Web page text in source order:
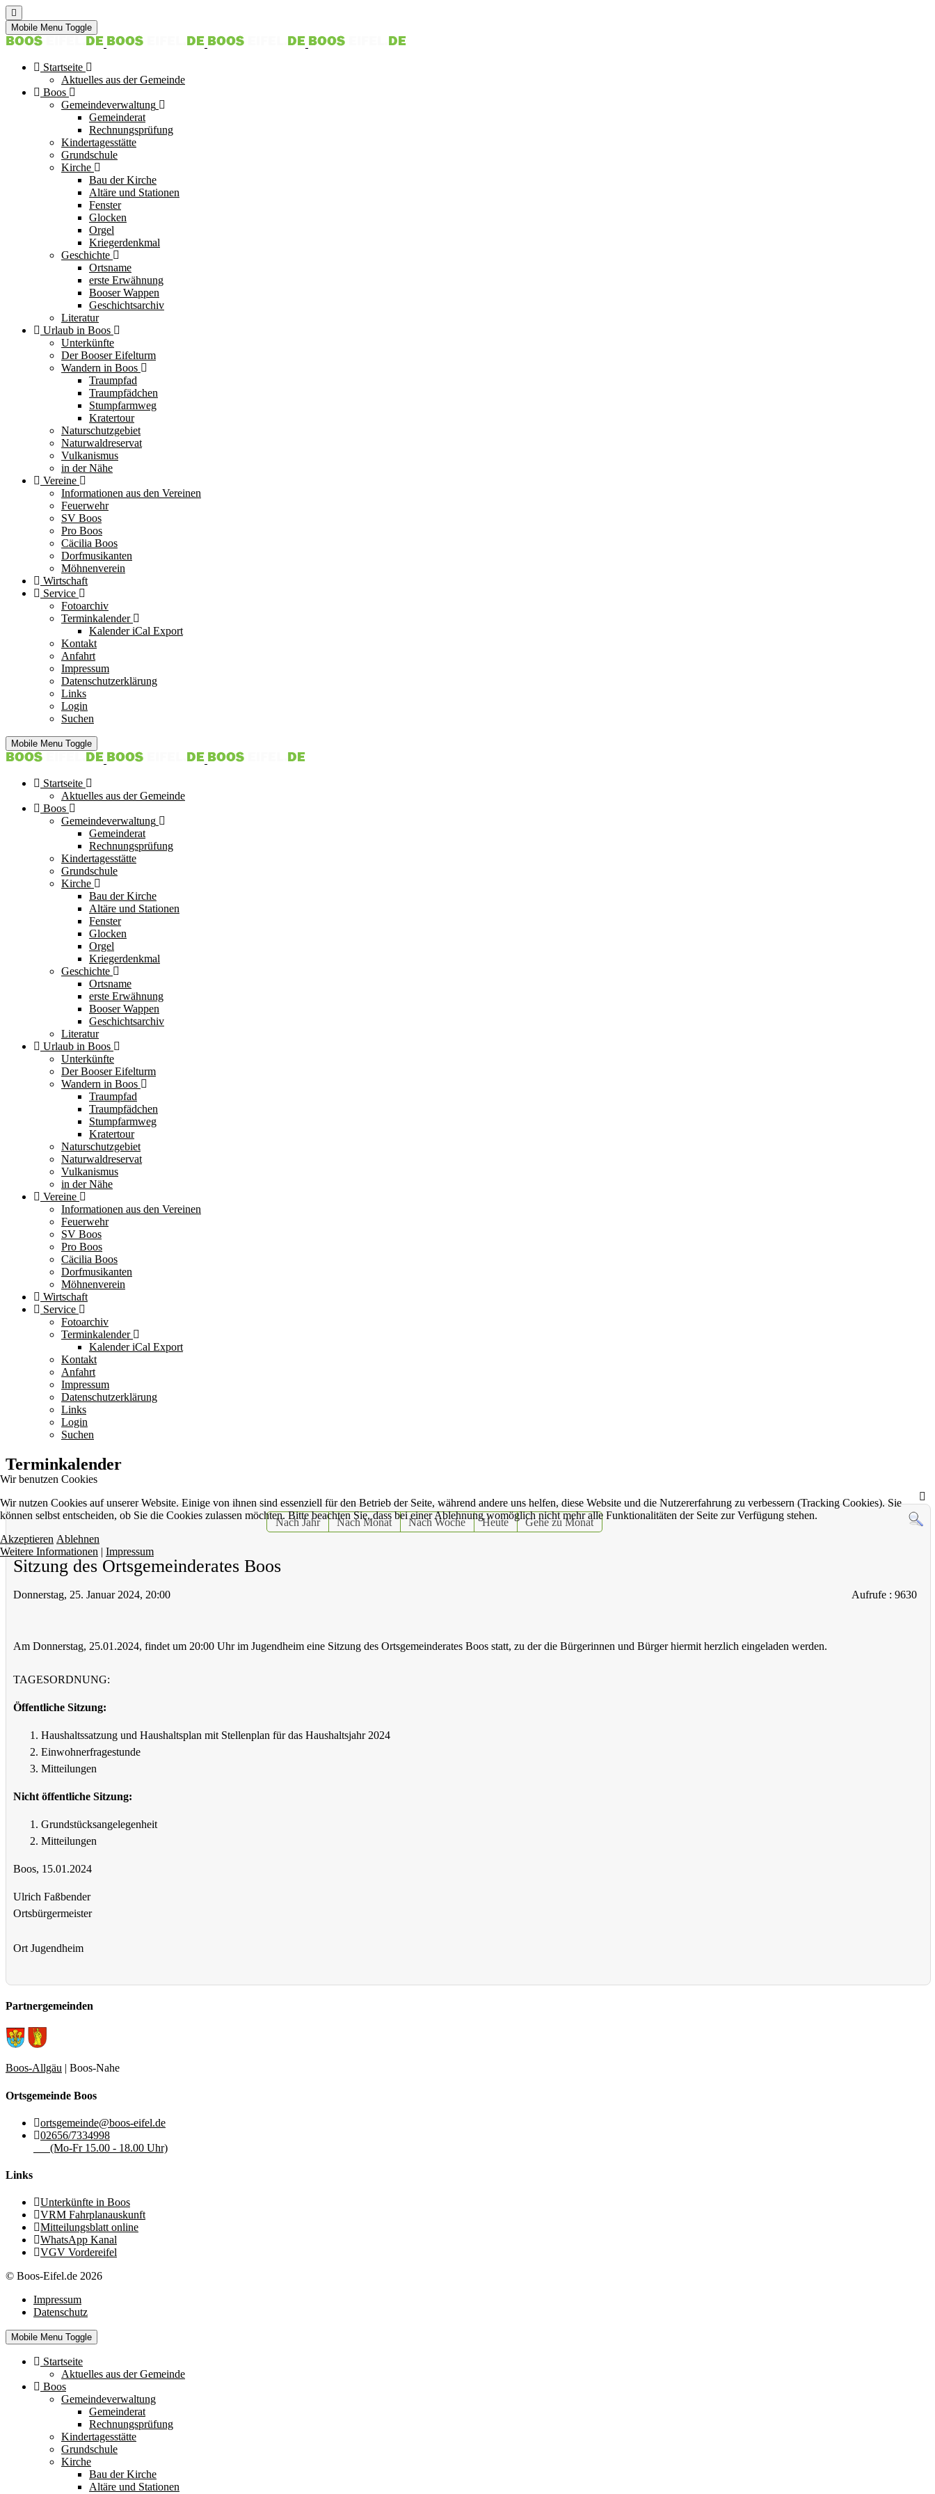
Mobile Menu Toggle
Startseite
Aktuelles aus der Gemeinde
Boos
Gemeindeverwaltung
Gemeinderat
Rechnungsprüfung
Kindertagesstätte
Grundschule
Kirche
Bau der Kirche
Altäre und Stationen
Fenster
Glocken
Orgel
Kriegerdenkmal
Geschichte
Ortsname
erste Erwähnung
Booser Wappen
Geschichtsarchiv
Literatur
Urlaub in Boos
Unterkünfte
Der Booser Eifelturm
Wandern in Boos
Traumpfad
Traumpfädchen
Stumpfarmweg
Kratertour
Naturschutzgebiet
Naturwaldreservat
Vulkanismus
in der Nähe
Vereine
Informationen aus den Vereinen
Feuerwehr
SV Boos
Pro Boos
Cäcilia Boos
Dorfmusikanten
Möhnenverein
Wirtschaft
Service
Fotoarchiv
Terminkalender
Kalender iCal Export
Kontakt
Anfahrt
Impressum
Datenschutzerklärung
Links
Login
Suchen
Mobile Menu Toggle
Startseite
Aktuelles aus der Gemeinde
Boos
Gemeindeverwaltung
Gemeinderat
Rechnungsprüfung
Kindertagesstätte
Grundschule
Kirche
Bau der Kirche
Altäre und Stationen
Fenster
Glocken
Orgel
Kriegerdenkmal
Geschichte
Ortsname
erste Erwähnung
Booser Wappen
Geschichtsarchiv
Literatur
Urlaub in Boos
Unterkünfte
Der Booser Eifelturm
Wandern in Boos
Traumpfad
Traumpfädchen
Stumpfarmweg
Kratertour
Naturschutzgebiet
Naturwaldreservat
Vulkanismus
in der Nähe
Vereine
Informationen aus den Vereinen
Feuerwehr
SV Boos
Pro Boos
Cäcilia Boos
Dorfmusikanten
Möhnenverein
Wirtschaft
Service
Fotoarchiv
Terminkalender
Kalender iCal Export
Kontakt
Anfahrt
Impressum
Datenschutzerklärung
Links
Login
Suchen
Terminkalender
Nach Jahr Nach Monat Nach Woche Heute Gehe zu Monat
Sitzung des Ortsgemeinderates Boos
Donnerstag, 25. Januar 2024, 20:00 Aufrufe: 9630
Am Donnerstag, 25.01.2024, findet um 20:00 Uhr im Jugendheim eine Sitzung des Ortsgemeinderates Boos statt, zu der die Bürgerinnen und Bürger hiermit herzlich eingeladen werden.
TAGESORDNUNG:
Öffentliche Sitzung:
Haushaltssatzung und Haushaltsplan mit Stellenplan für das Haushaltsjahr 2024
Einwohnerfragestunde
Mitteilungen
Nicht öffentliche Sitzung:
Grundstücksangelegenheit
Mitteilungen
Boos, 15.01.2024
Ulrich Faßbender
Ortsbürgermeister
Ort Jugendheim
Partnergemeinden
Boos-Allgäu | Boos-Nahe
Ortsgemeinde Boos
ortsgemeinde@boos-eifel.de
02656/7334998
(Mo-Fr 15.00 - 18.00 Uhr)
Links
Unterkünfte in Boos
VRM Fahrplanauskunft
Mitteilungsblatt online
WhatsApp Kanal
VGV Vordereifel
© Boos-Eifel.de 2026
Impressum
Datenschutz
Mobile Menu Toggle
Startseite
Aktuelles aus der Gemeinde
Boos
Gemeindeverwaltung
Gemeinderat
Rechnungsprüfung
Kindertagesstätte
Grundschule
Kirche
Bau der Kirche
Altäre und Stationen
Wir benutzen Cookies
Wir nutzen Cookies auf unserer Website. Einige von ihnen sind essenziell für den Betrieb der Seite, während andere uns helfen, diese Website und die Nutzererfahrung zu verbessern (Tracking Cookies). Sie
können selbst entscheiden, ob Sie die Cookies zulassen möchten. Bitte beachten Sie, dass bei einer Ablehnung womöglich nicht mehr alle Funktionalitäten der Seite zur Verfügung stehen.
Akzeptieren Ablehnen
Weitere Informationen | Impressum